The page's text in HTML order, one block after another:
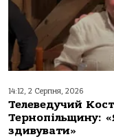
14:12, 2 Серпня, 2026
Телеведучий
Тернопільщину:
здивувати»